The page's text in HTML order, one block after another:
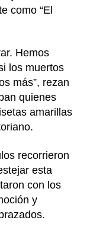
como “El
Hemos
los muertos
más”, rezan
quienes
amarillas
recorrieron
esta
con los
y